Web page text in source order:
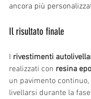
ancora più
Il risultato finale
I rivestimenti
realizzati con resina
un pavimento
livellarsi durante la